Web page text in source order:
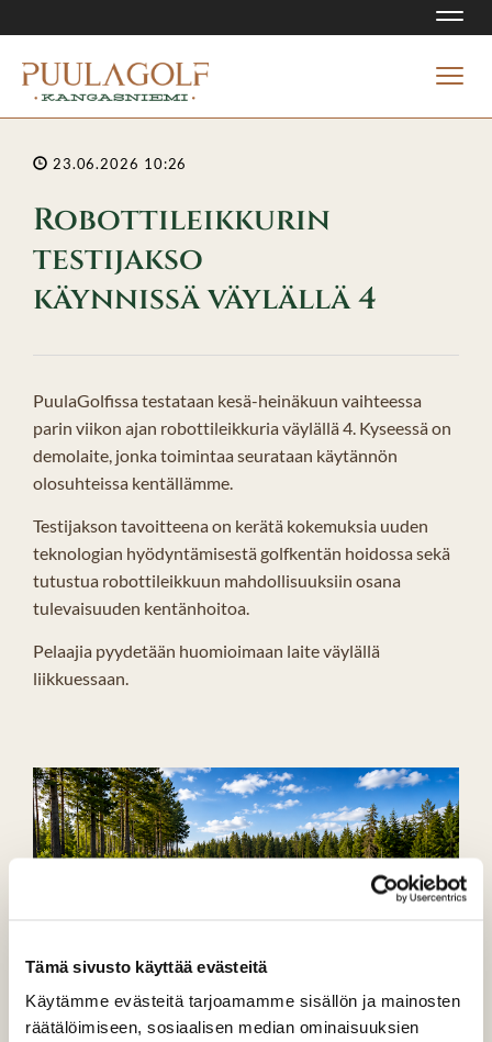
Tämä sivusto käyttää evästeitä
Käytämme evästeitä tarjoamamme sisällön ja mainosten
räätälöimiseen, sosiaalisen median ominaisuuksien
23.06.2026 10:26
Robottileikkurin
testijakso
käynnissä väylällä 4
PuulaGolfissa testataan kesä-heinäkuun vaihteessa
parin viikon ajan robottileikkuria väylällä 4. Kyseessä on
demolaite, jonka toimintaa seurataan käytännön
olosuhteissa kentällämme.
Testijakson tavoitteena on kerätä kokemuksia uuden
teknologian hyödyntämisestä golfkentän hoidossa sekä
tutustua robottileikkuun mahdollisuuksiin osana
tulevaisuuden kentänhoitoa.
Pelaajia pyydetään huomioimaan laite väylällä
liikkuessaan.
Kressin robotti leikkaa väylän ja karheikon väylällä 4.